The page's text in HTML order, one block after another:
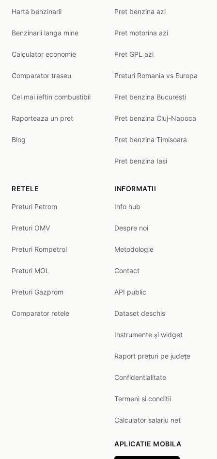
Harta benzinarii
Benzinarii langa mine
Calculator economie
Comparator traseu
Cel mai ieftin combustibil
Raporteaza un pret
Blog
Pret benzina azi
Pret motorina azi
Pret GPL azi
Preturi Romania vs Europa
Pret benzina Bucuresti
Pret benzina Cluj-Napoca
Pret benzina Timisoara
Pret benzina Iasi
RETELE
Preturi Petrom
Preturi OMV
Preturi Rompetrol
Preturi MOL
Preturi Gazprom
Comparator retele
INFORMATII
Info hub
Despre noi
Metodologie
Contact
API public
Dataset deschis
Instrumente și widget
Raport prețuri pe județe
Confidentialitate
Termeni si conditii
Calculator salariu net
APLICATIE MOBILA